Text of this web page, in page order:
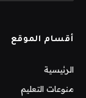
أقسام الموقع
الرئيسية
منوعات التعليم